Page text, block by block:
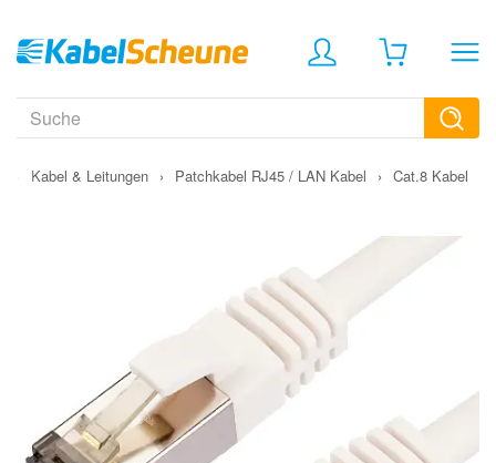
Kabel & Leitungen › Patchkabel RJ45 / LAN Kabel › Cat.8 Kabel